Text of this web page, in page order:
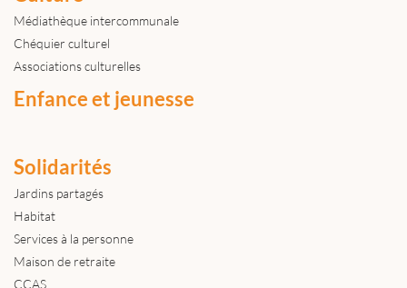
Médiathèque intercommunale
Chéquier culturel
Associations culturelles
Enfance et jeunesse
Solidarités
Jardins partagés
Habitat
Services à la personne
Maison de retraite
CCAS